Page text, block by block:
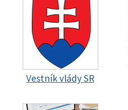
Vestník vlády SR